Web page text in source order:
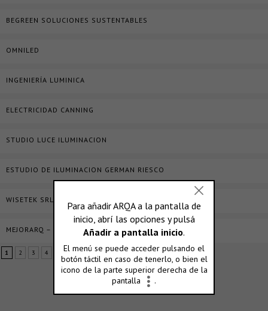
BEGREEN SOLUCIONES SUSTENTABLES
OMNILED
INGENIERÍA LUMINICA
ELECTRICIDAD CANNING
STUDIO LUCE ILUMINACION
ESTUDIO DE ILUMINACION GERMAN RIESCO
WISETEK SRL
MEJORARQ – DISEÑO Y ARQUITECTURA SUSTENTABLE
1 2 3 4 ... 10 ... »